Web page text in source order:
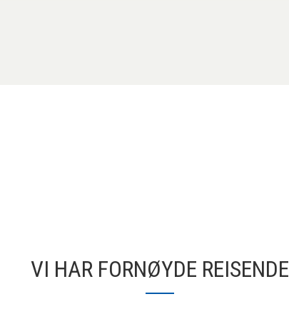
VI HAR FORNØYDE REISENDE